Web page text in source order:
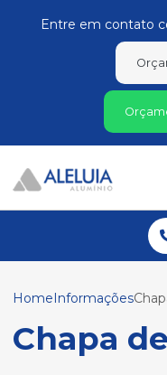
Entre em contato
HomeInformações
Chapa